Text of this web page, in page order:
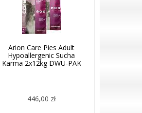
Arion Care Pies Adult
Hypoallergenic Sucha
Karma 2x12kg DWU-PAK
446,00 zł